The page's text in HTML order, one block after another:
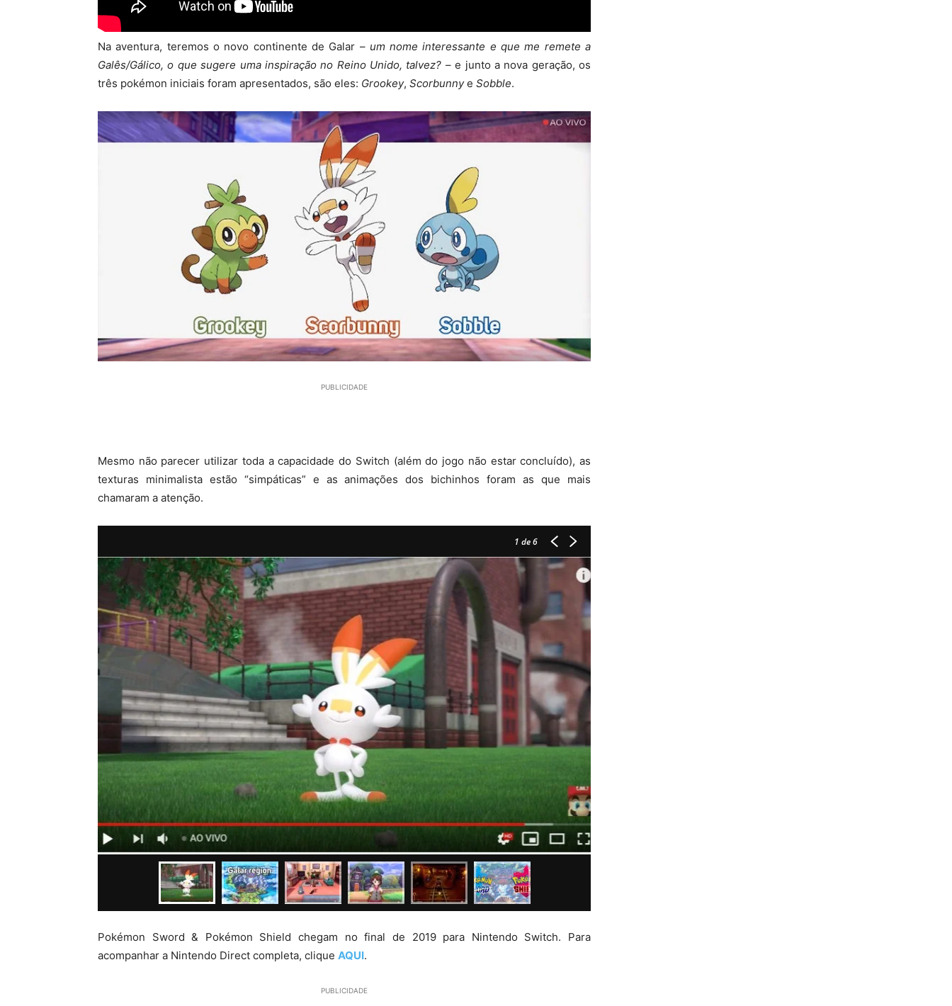
Na aventura, teremos o novo continente de Galar – um nome interessante e que me remete a
Galês/Gálico, o que sugere uma inspiração no Reino Unido, talvez? – e junto a nova geração, os
três pokémon iniciais foram apresentados, são eles: Grookey, Scorbunnye Sobble.
PUBLICIDADE
Mesmo não parecer utilizar toda a capacidade do Switch (além do jogo não estar concluído), as
texturas minimalista estão “simpáticas” e as animações dos bichinhos foram as que mais
chamaram a atenção.
1 de 6
Pokémon Sword & Pokémon Shield chegam no final de 2019 para Nintendo Switch. Para
acompanhar a Nintendo Direct completa, clique AQUI.
PUBLICIDADE